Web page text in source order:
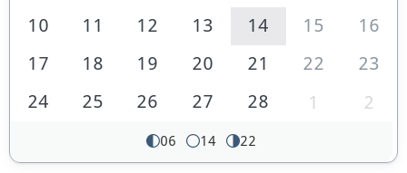
10
11 12 13 14 15
16
17
18 19 20 21 22
23
24
25 26 27 28 1 2
06 14 22